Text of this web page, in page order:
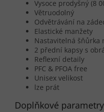
Vysoce prodyšný (8
Větruodolný
Odvětrávání na
Elastické manžety
Nastavitelná šňůrka
2 přední kapsy s
Reflexní detaily
PFC & PFOA free
Unisex velikost
lze prát
Doplňkové parametry